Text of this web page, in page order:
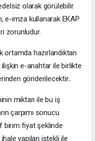
olarak görülebilir.
e-imza kullanarak EKAP
zorunludur.
ortamda hazırlandıktan
e-anahtar ile birlikte
gönderilecektir.
miktarı ile bu iş
çarpımı sonucu
birim fiyat şeklinde
yapılan istekli ile